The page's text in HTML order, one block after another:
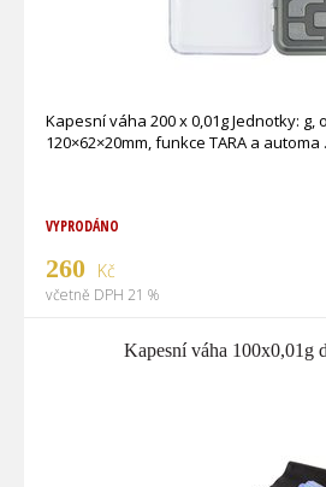
Kapesní váha 200 x 0,01g Jednotky: g, oz, gn, ct, rozměry váhy:
120×62×20mm, funkce TARA a automa
VYPRODÁNO
260 Kč
včetně DPH 21 %
Kapesní váha 100x0,01g